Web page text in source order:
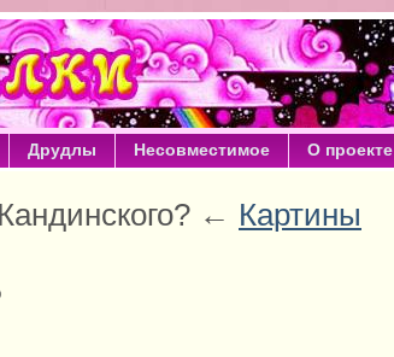
Друдлы Несовместимое О проекте
← Картины